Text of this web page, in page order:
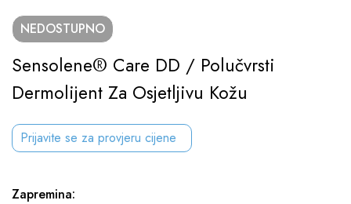
NEDOSTUPNO
Sensolene® Care DD / Polučvrsti
Dermolijent Za Osjetljivu Kožu
Prijavite se za provjeru cijene
Zapremina: